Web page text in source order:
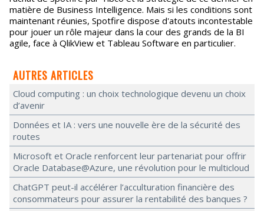
matière de Business Intelligence. Mais si les conditions sont
maintenant réunies, Spotfire dispose d'atouts incontestable
pour jouer un rôle majeur dans la cour des grands de la BI
agile, face à QlikView et Tableau Software en particulier.
AUTRES ARTICLES
Cloud computing : un choix technologique devenu un choix
d’avenir
Données et IA : vers une nouvelle ère de la sécurité des
routes
Microsoft et Oracle renforcent leur partenariat pour offrir
Oracle Database@Azure, une révolution pour le multicloud
ChatGPT peut-il accélérer l’acculturation financière des
consommateurs pour assurer la rentabilité des banques ?